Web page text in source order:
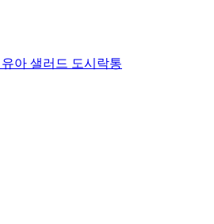
아 샐러드 도시락통